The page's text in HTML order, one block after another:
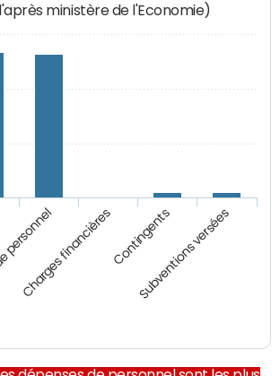
ministère de l'Economie)
Charges financièresContingents
Subventions versées